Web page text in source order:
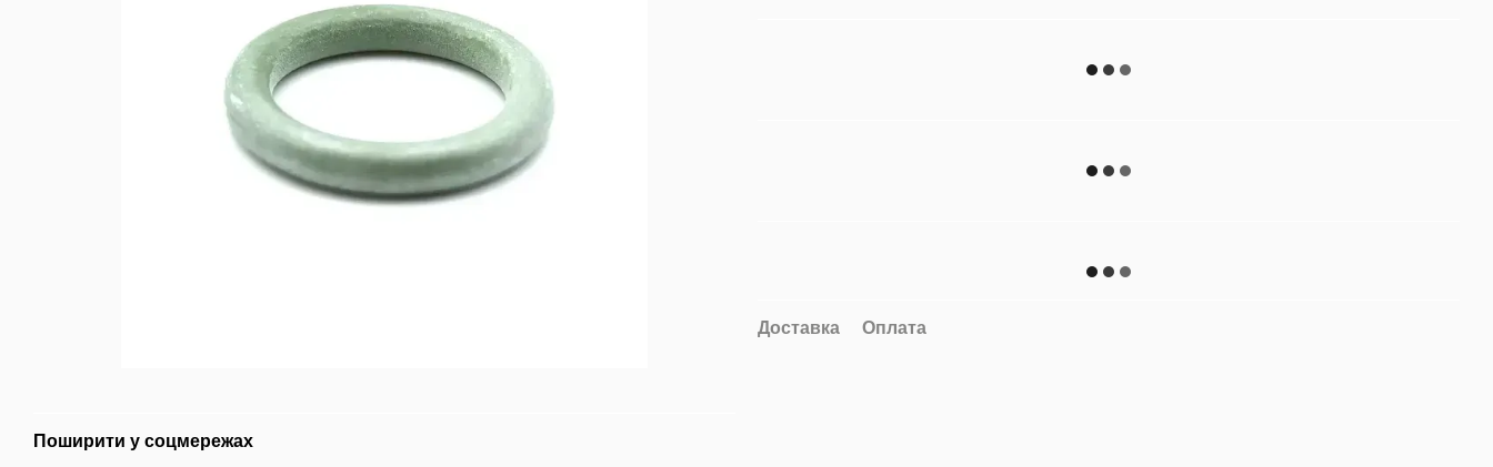
Поширити у соцмережах
Доставка Оплата